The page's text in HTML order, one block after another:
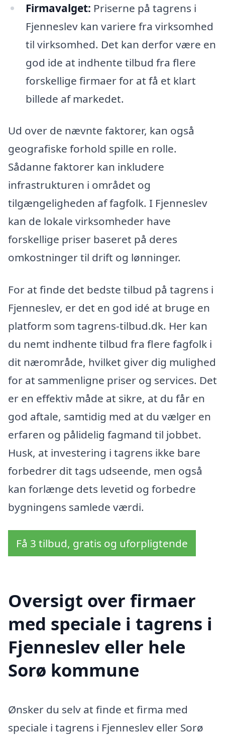
Firmavalget: Priserne på tagrens i
Fjenneslev kan variere fra virksomhed
til virksomhed. Det kan derfor være en
god ide at indhente tilbud fra flere
forskellige firmaer for at få et klart
billede af markedet.
Ud over de nævnte faktorer, kan også
geografiske forhold spille en rolle.
Sådanne faktorer kan inkludere
infrastrukturen i området og
tilgængeligheden af fagfolk. I Fjenneslev
kan de lokale virksomheder have
forskellige priser baseret på deres
omkostninger til drift og lønninger.
For at finde det bedste tilbud på tagrens i
Fjenneslev, er det en god idé at bruge en
platform som tagrens-tilbud.dk. Her kan
du nemt indhente tilbud fra flere fagfolk i
dit nærområde, hvilket giver dig mulighed
for at sammenligne priser og services. Det
er en effektiv måde at sikre, at du får en
god aftale, samtidig med at du vælger en
erfaren og pålidelig fagmand til jobbet.
Husk, at investering i tagrens ikke bare
forbedrer dit tags udseende, men også
kan forlænge dets levetid og forbedre
bygningens samlede værdi.
Få 3 tilbud, gratis og uforpligtende
Oversigt over firmaer
med speciale i tagrens i
Fjenneslev eller hele
Sorø kommune
Ønsker du selv at finde et firma med
speciale i tagrens i Fjenneslev eller Sorø